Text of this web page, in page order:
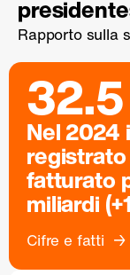
Rapporto sulla
Nel 2024
fatturato
miliardi
Cifre e fatti